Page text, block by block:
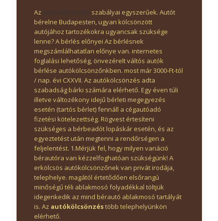
Az autókölcsönzés szabályai egyszerűek. Autót
bérelne Budapesten, ugyan kölcsönzött
autójához tartozékokra ugyancsak szüksége
lenne? A bérlés előnyei Az bérlésnek
megszámlálhatatlan előnye van. internetes
foglalási lehetőség, önvezérelt váltós autók
bérlése autókölcsönzőnkben. most már 3000-Ft-tól
/ nap. évi CXXVII. Az autókölcsönzés adta
szabadság bárki számára elérhető. Egy éven túli
illetve változékony idejű bérleti megegyezés
esetén (tartós bérlet) fennáll a cégautóadó
fizetési kötelezettség. Rögvest értesíteni
szükséges a bérbeadót lopáskár esetén, és az
egyeztetést után megtenni a rendőrségen a
feljelentést. 1.Mérjük fel, hogy milyen variáció
bérautóra van kézzelfoghatóan szükségünk! A
erkölcsös autókölcsönzőnek van privát irodája,
telephelye. magától értetődően elsőrangú
minőségű téli ablakmosó folyadékkal töltjük
idegenkedik az mind bérautó ablakmosó tartályát
is. Az autókölcsönzéstöbb telephelyünkön
elérhető.